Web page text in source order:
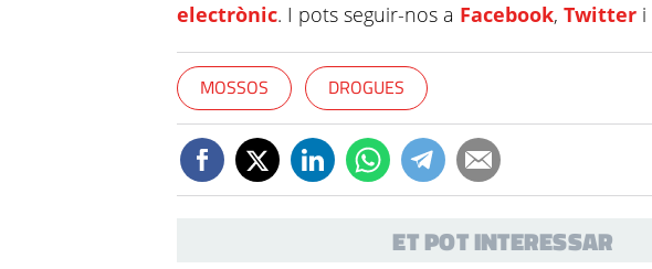
electrònic. I pots seguir-nos a Facebook,Twitter i
MOSSOS DROGUES
ET POT INTERESSAR